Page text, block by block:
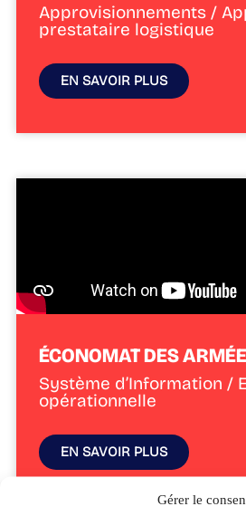
Gérer le
Approvisionnements /
prestataire logistique
EN SAVOIR PLUS
ÉCONOMAT DES
Système d’Information /
opérationnelle
EN SAVOIR PLUS